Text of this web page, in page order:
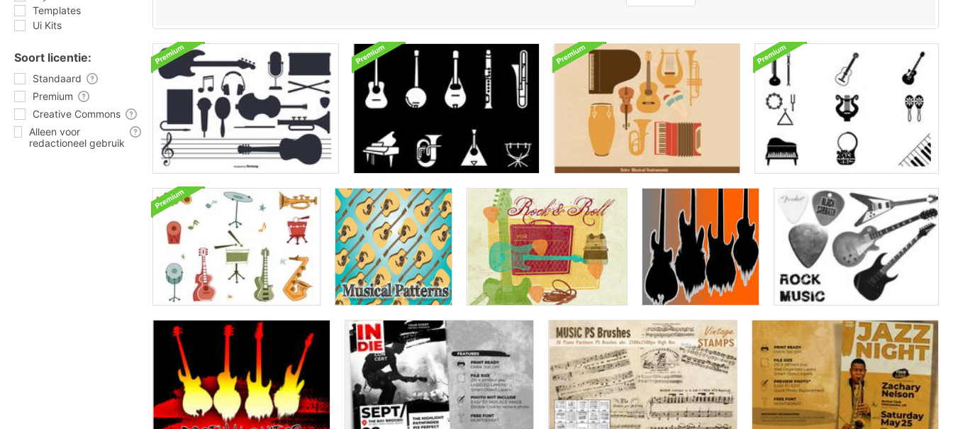
Templates
Ui Kits
Soort licentie:
Standaard
Premium
Creative Commons
Alleen voor
redactioneel gebruik